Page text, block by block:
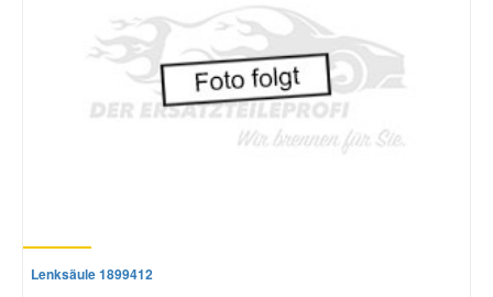
Lenksäule 1899412
Nissan Ersatzteile
Porsche Ersatzteile
Skoda Ersatzteile